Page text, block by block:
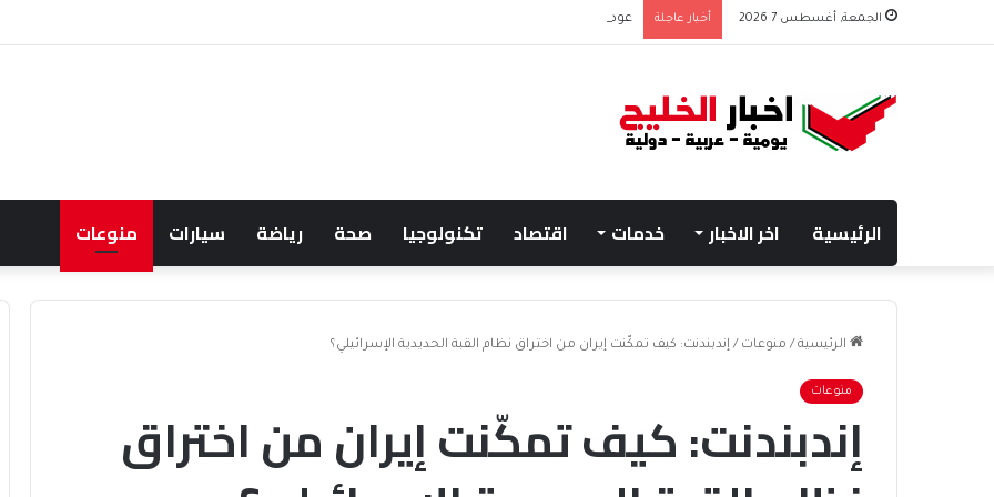
الجمعة, أغسطس 7 2026 أخبار عاجلة عودة أحذية ويدجز الجلدية بأناقة عصرية تتصدر صيحات الموسم
الرئيسية اخر الاخبار خدمات اقتصاد تكنولوجيا صحة رياضة سيارات منوعات
الرئيسية / منوعات / إندبندنت: كيف تمكّنت إيران من اختراق نظام القبة الحديدية الإسرائيلي؟
منوعات
إندبندنت: كيف تمكّنت إيران من اختراق